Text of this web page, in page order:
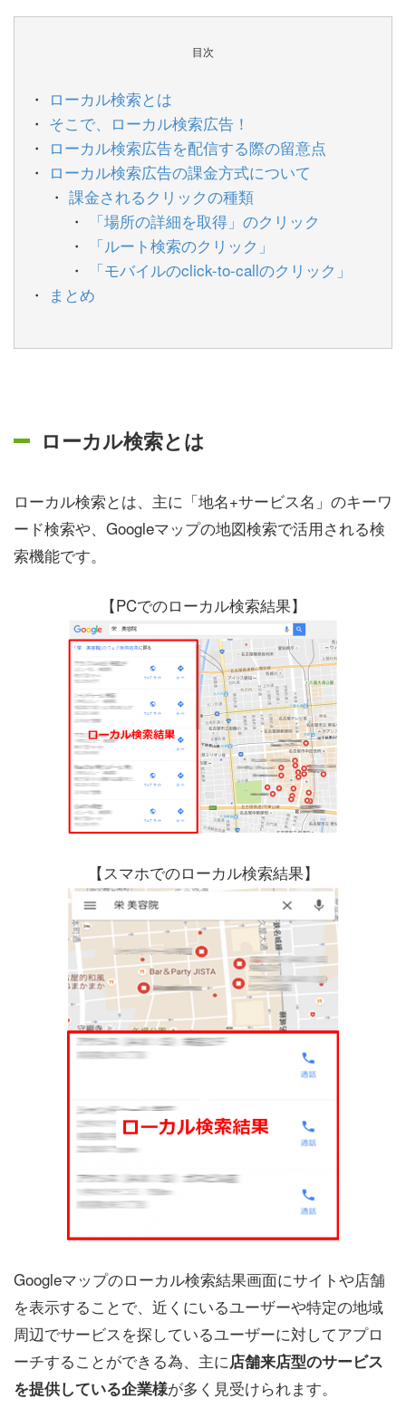
目次
ローカル検索とは
そこで、ローカル検索広告！
ローカル検索広告を配信する際の留意点
ローカル検索広告の課金方式について
課金されるクリックの種類
「場所の詳細を取得」のクリック
「ルート検索のクリック」
「モバイルのclick-to-callのクリック」
まとめ
ローカル検索とは
ローカル検索とは、主に「地名+サービス名」のキーワ
ード検索や、Googleマップの地図検索で活用される検
索機能です。
【PCでのローカル検索結果】
【スマホでのローカル検索結果】
Googleマップのローカル検索結果画面にサイトや店舗
を表示することで、近くにいるユーザーや特定の地域
周辺でサービスを探しているユーザーに対してアプロ
ーチすることができる為、主に店舗来店型のサービス
を提供している企業様が多く見受けられます。